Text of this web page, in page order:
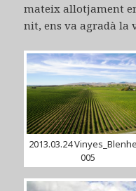
mateix allotjament
nit, ens va agradà la
2013.03.24
005